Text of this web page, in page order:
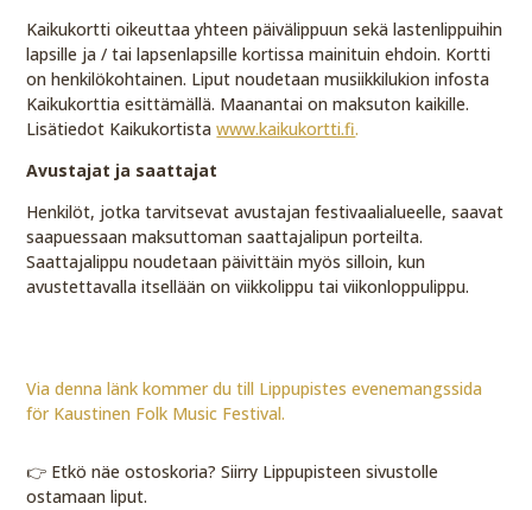
Kaikukortti oikeuttaa yhteen päivälippuun sekä lastenlippuihin
lapsille ja / tai lapsenlapsille kortissa mainituin ehdoin. Kortti
on henkilökohtainen. Liput noudetaan musiikkilukion infosta
Kaikukorttia esittämällä. Maanantai on maksuton kaikille.
Lisätiedot Kaikukortistawww.kaikukortti.fi.
Avustajat ja saattajat
Henkilöt, jotka tarvitsevat avustajan festivaalialueelle, saavat
saapuessaan maksuttoman saattajalipun porteilta.
Saattajalippu noudetaan päivittäin myös silloin, kun
avustettavalla itsellään on viikkolippu tai viikonloppulippu.
Via denna länk kommer du till Lippupistes evenemangssida
för Kaustinen Folk Music Festival.
👉 Etkö näe ostoskoria? Siirry Lippupisteen sivustolle
ostamaan liput.